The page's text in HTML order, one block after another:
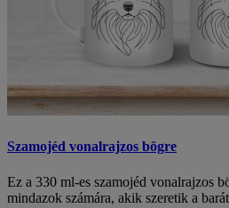
Szamojéd vonalrajzos bögre
Ez a 330 ml-es szamojéd vonalrajzos
mindazok számára, akik szeretik a